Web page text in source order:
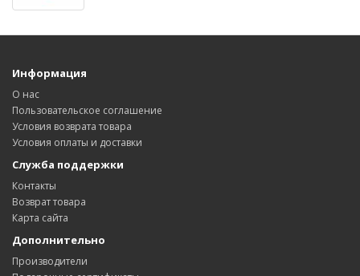
Информация
О нас
Пользовательское соглашение
Условия возврата товара
Условия оплаты и доставки
Служба поддержки
Контакты
Возврат товара
Карта сайта
Дополнительно
Производители